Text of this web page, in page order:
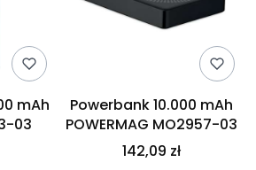
mAh
03
Powerbank 10.000 mAh
POWERMAG MO2957-03
142,09 zł